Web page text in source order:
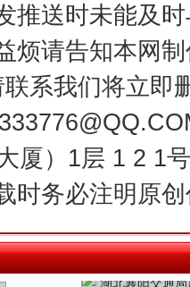
推送时未能及
烦请告知本网
系我们将立即
厦）1层 1 2 1
时务必注明原魏明亮